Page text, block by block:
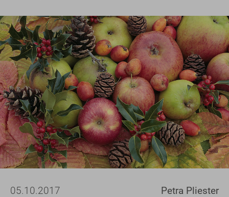
05.10.2017 Petra Pliester